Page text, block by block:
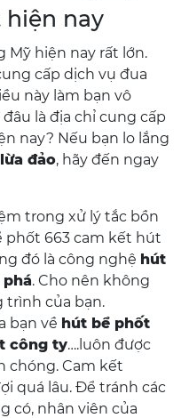
nay
Mỹ hiện nay rất lớn.
cấp dịch vụ đua
này làm bạn vô
là địa chỉ cung cấp
nay? Nếu bạn lo lắng
đảo, hãy đến ngay
trong xử lý tắc bồn
phốt 663 cam kết hút
đó là công nghệ hút
. Cho nên không
trình của bạn.
bạn về hút bể phốt
công ty….luôn được
chóng. Cam kết
quá lâu. Để tránh các
có, nhân viên của